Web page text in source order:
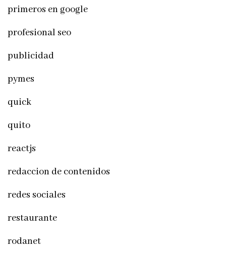
primeros en google
profesional seo
publicidad
pymes
quick
quito
reactjs
redaccion de contenidos
redes sociales
restaurante
rodanet